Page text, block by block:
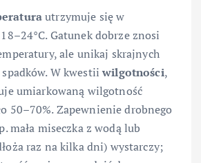
utrzymuje się w
Gatunek dobrze znosi
ale unikaj skrajnych
spadków. W kwestiiwilgotności,
umiarkowaną wilgotność
50–70%. Zapewnienie drobnego
mała miseczka z wodą lub
raz na kilka dni) wystarczy;